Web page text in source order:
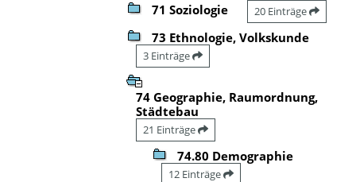
71 Soziologie 20 Einträge
73 Ethnologie, Volkskunde
3 Einträge
74 Geographie, Raumordnung,
Städtebau
21 Einträge
74.80 Demographie
12 Einträge